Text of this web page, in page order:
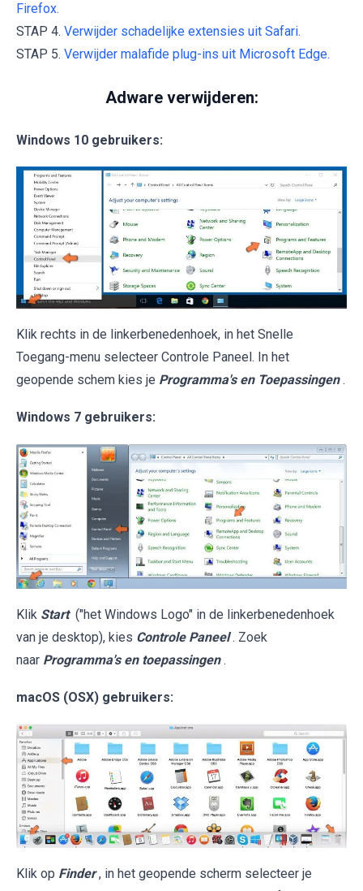
Firefox.
STAP 4. Verwijder schadelijke extensies uit Safari.
STAP 5. Verwijder malafide plug-ins uit Microsoft Edge.
Adware verwijderen:
Windows 10 gebruikers:
Klik rechts in de linkerbenedenhoek, in het Snelle
Toegang-menu selecteer Controle Paneel. In het
geopende schem kies je Programma's en Toepassingen .
Windows 7 gebruikers:
Klik Start ("het Windows Logo" in de linkerbenedenhoek
van je desktop), kies Controle Paneel . Zoek
naar Programma's en toepassingen .
macOS (OSX) gebruikers:
Klik op Finder , in het geopende scherm selecteer je